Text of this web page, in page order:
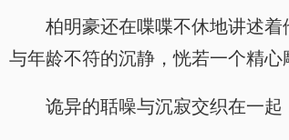
柏明豪还在喋喋不休地讲述
与年龄不符的沉静，恍若一个精心
诡异的聒噪与沉寂交织在一